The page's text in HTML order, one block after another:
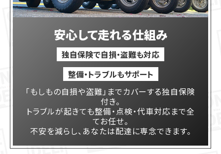
安心して走れる仕組み
独自保険で自損・盗難も対応
整備・トラブルもサポート
「もしもの自損や盗難」までカバーする独自保険
付き。
トラブルが起きても整備・点検・代車対応まで全
てお任せ。
不安を減らし、あなたは配達に専念できます。